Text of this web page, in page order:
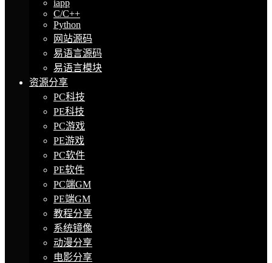
iapp
C/C++
Python
网站源码
易语言源码
易语言模块
资源分享
PC科技
PE科技
PC游戏
PE游戏
PC软件
PE软件
PC端GM
PE端GM
教程分享
系统镜像
动漫分享
电影分享